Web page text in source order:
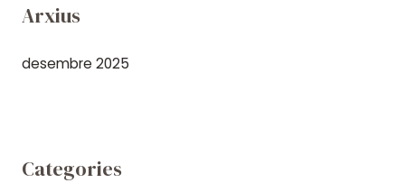
Arxius
desembre 2025
Categories